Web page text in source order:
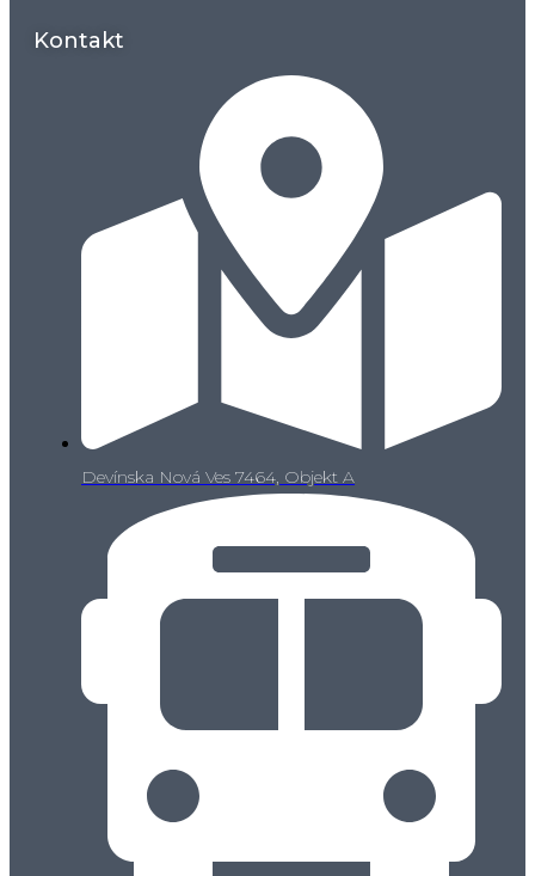
Kontakt
Devínska Nová Ves 7464, Objekt A